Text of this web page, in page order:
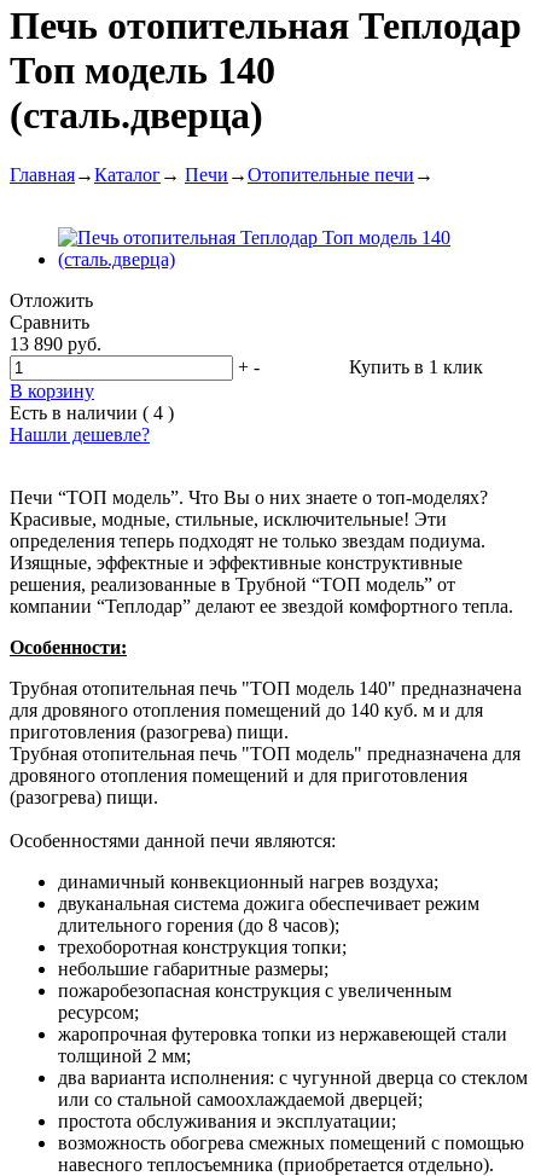
Печь отопительная Теплодар
Топ модель 140
(сталь.дверца)
Главная→Каталог→ Печи →Отопительные печи →
Отложить
Сравнить
13 890 руб.
+ -
В корзину
Купить в 1 клик
Есть в наличии ( 4 )
Нашли дешевле?
Печи “ТОП модель”. Что Вы о них знаете о топ-моделях?
Красивые, модные, стильные, исключительные! Эти
определения теперь подходят не только звездам подиума.
Изящные, эффектные и эффективные конструктивные
решения, реализованные в Трубной “ТОП модель” от
компании “Теплодар” делают ее звездой комфортного тепла.
Особенности:
Трубная отопительная печь "ТОП модель 140" предназначена
для дровяного отопления помещений до 140 куб. м и для
приготовления (разогрева) пищи.
Трубная отопительная печь "ТОП модель" предназначена для
дровяного отопления помещений и для приготовления
(разогрева) пищи.
Особенностями данной печи являются:
динамичный конвекционный нагрев воздуха;
двуканальная система дожига обеспечивает режим
длительного горения (до 8 часов);
трехоборотная конструкция топки;
небольшие габаритные размеры;
пожаробезопасная конструкция с увеличенным
ресурсом;
жаропрочная футеровка топки из нержавеющей стали
толщиной 2 мм;
два варианта исполнения: с чугунной дверца со стеклом
или со стальной самоохлаждаемой дверцей;
простота обслуживания и эксплуатации;
возможность обогрева смежных помещений с помощью
навесного теплосъемника (приобретается отдельно).